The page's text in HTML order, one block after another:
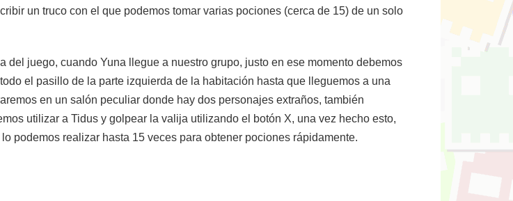
un truco con el que podemos tomar varias pociones (cerca de 15) de un solo
del juego, cuando Yuna llegue a nuestro grupo, justo en ese momento debemos
el pasillo de la parte izquierda de la habitación hasta que lleguemos a una
en un salón peculiar donde hay dos personajes extraños, también
utilizar a Tidus y golpear la valija utilizando el botón X, una vez hecho esto,
podemos realizar hasta 15 veces para obtener pociones rápidamente.